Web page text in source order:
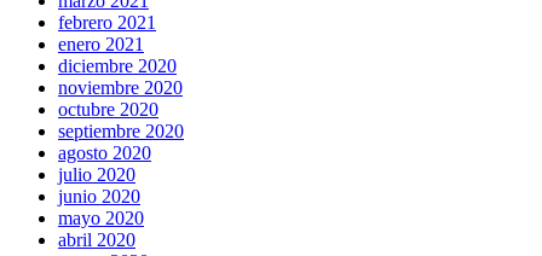
febrero 2021
enero 2021
diciembre 2020
noviembre 2020
octubre 2020
septiembre 2020
agosto 2020
julio 2020
junio 2020
mayo 2020
abril 2020